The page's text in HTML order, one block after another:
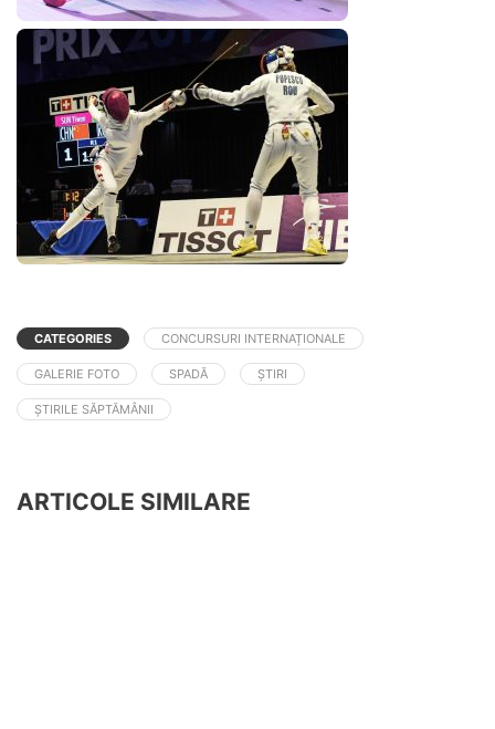
CATEGORIES CONCURSURI INTERNAȚIONALE
GALERIE FOTO SPADĂ ȘTIRI
ȘTIRILE SĂPTĂMÂNII
ARTICOLE SIMILARE